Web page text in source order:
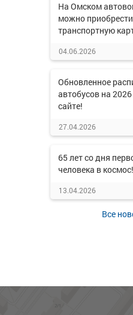
На Омском
можно
транспортную
04.06.2026
Обновленное
автобусов на
сайте!
27.04.2026
65 лет со дня
человека в космос!
13.04.2026
Все